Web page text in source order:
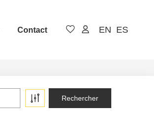
Contact EN ES